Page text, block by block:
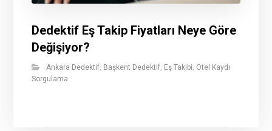
Dedektif Eş Takip Fiyatları Neye Göre
Değişiyor?
Ankara Dedektif, Başkent Dedektif, Eş Takibi, Otel Kaydı
Sorgulama